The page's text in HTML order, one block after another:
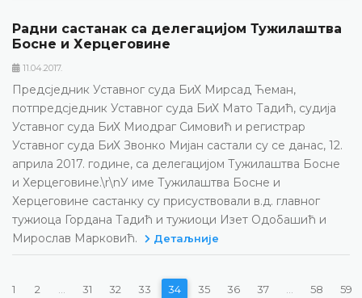
Радни састанак са делегацијом Тужилаштва
Босне и Херцеговине
11.04.2017.
Предсједник Уставног суда БиХ Мирсад Ћеман,
потпредсједник Уставног суда БиХ Мато Тадић, судија
Уставног суда БиХ Миодраг Симовић и регистрар
Уставног суда БиХ Звонко Мијан састали су се данас, 12.
априла 2017. године, са делегацијом Тужилаштва Босне
и Херцеговине.\r\nУ име Тужилаштва Босне и
Херцеговине састанку су присуствовали в.д. главног
тужиоца Гордана Тадић и тужиоци Изет Одобашић и
Мирослав Марковић.
Детаљније
1 2 31 32 33 34 35 36 37 58 59